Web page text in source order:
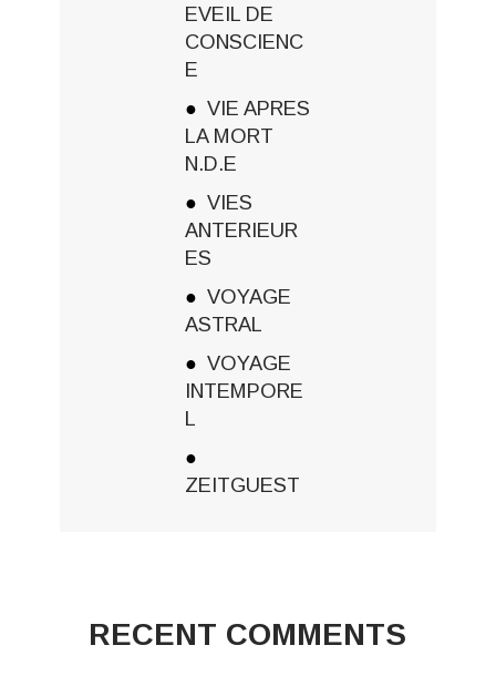
EVEIL DE
CONSCIENC
E
VIE APRES
LA MORT
N.D.E
VIES
ANTERIEUR
ES
VOYAGE
ASTRAL
VOYAGE
INTEMPORE
L
ZEITGUEST
RECENT COMMENTS